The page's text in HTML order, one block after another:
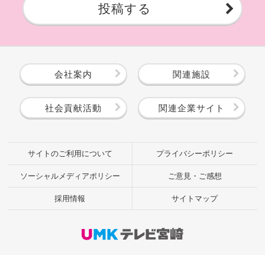
投稿する
会社案内 関連施設
社会貢献活動 関連企業サイト
サイトのご利用について プライバシーポリシー
ソーシャルメディアポリシー ご意見・ご感想
採用情報 サイトマップ